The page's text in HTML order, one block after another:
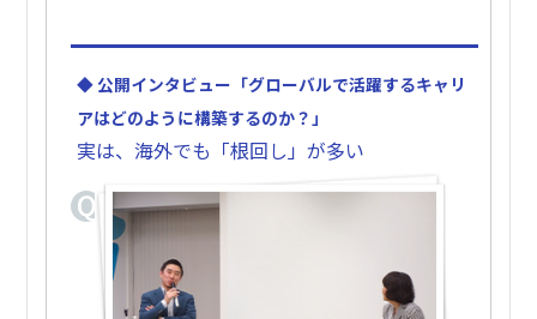
◆ 公開インタビュー「グローバルで活躍するキャリ
アはどのように構築するのか？」
実は、海外でも「根回し」が多い